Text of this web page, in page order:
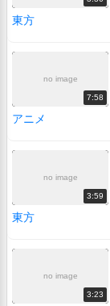
東方
no image
7:58
アニメ
no image
3:59
東方
no image
3:23